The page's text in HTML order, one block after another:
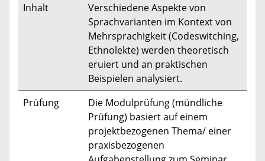
Inhalt
Verschiedene Aspekte von
Sprachvarianten im Kontext von
Mehrsprachigkeit (Codeswitching,
Ethnolekte) werden theoretisch
eruiert und an praktischen
Beispielen analysiert.
Prüfung
Die Modulprüfung (mündliche
Prüfung) basiert auf einem
projektbezogenen Thema/ einer
praxisbezogenen